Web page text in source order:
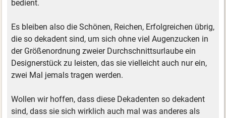
bedient.
Es bleiben also die Schönen, Reichen, Erfolgreichen übrig,
die so dekadent sind, um sich ohne viel Augenzucken in
der Größenordnung zweier Durchschnittsurlaube ein
Designerstück zu leisten, das sie vielleicht auch nur ein,
zwei Mal jemals tragen werden.
Wollen wir hoffen, dass diese Dekadenten so dekadent
sind, dass sie sich wirklich auch mal was anderes als